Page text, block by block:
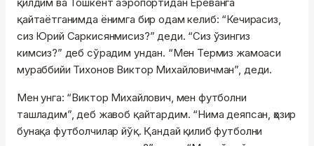
қилдим ва Тошкент аэропортидан Ереванга
қайтаётганимда ёнимга бир одам келиб: “Кечирасиз,
сиз Юрий Саркисянмисиз?” деди. “Сиз ўзингиз
кимсиз?” деб сўрадим ундан. “Мен Термиз жамоаси
мураббийи Тихонов Виктор Михайловичман”, деди.
Мен унга: “Виктор Михайлович, мен футболни
ташладим”, деб жавоб қайтардим. “Нима деяпсан, ҳозир
бунақа футболчилар йўқ. Қандай қилиб футболни